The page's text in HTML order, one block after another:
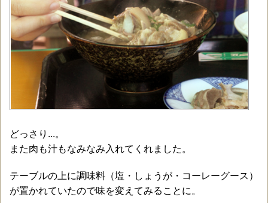
どっさり...。
また肉も汁もなみなみ入れてくれました。
テーブルの上に調味料（塩・しょうが・コーレーグース）
が置かれていたので味を変えてみることに。